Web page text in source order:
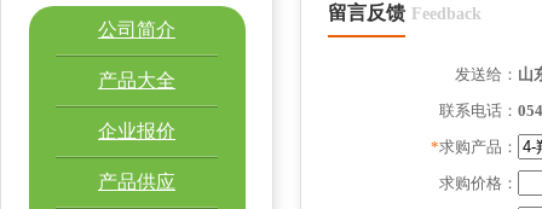
公司简介
产品大全
企业报价
产品供应
留言反馈 Feedback
发送给： 山
联系电话：
*求购产品：
求购价格：